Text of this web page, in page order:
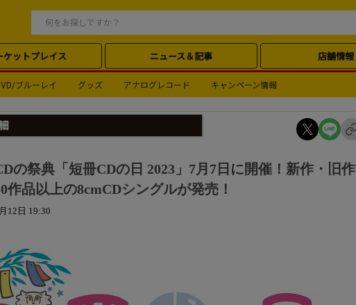
ケットプレイス ニュース＆記事 店舗情報
ブルーレイ グッズ アナログレコード キャンペーン情報
の祭典「短冊CDの日 2023」7月7日に開催！新作・旧作
作品以上の8cmCDシングルが発売！
12日 19:30